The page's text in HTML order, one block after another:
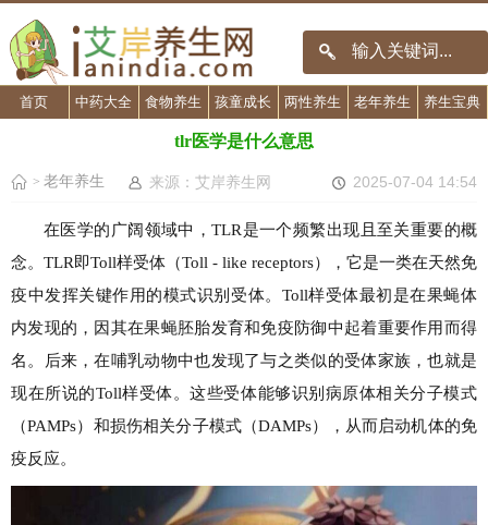
首页 中药大全 食物养生 孩童成长 两性养生 老年养生 养生宝典
tlr医学是什么意思
> 老年养生 来源：艾岸养生网 2025-07-04 14:54
在医学的广阔领域中，TLR是一个频繁出现且至关重要的概
念。TLR即Toll样受体（Toll - like receptors），它是一类在天然免
疫中发挥关键作用的模式识别受体。Toll样受体最初是在果蝇体
内发现的，因其在果蝇胚胎发育和免疫防御中起着重要作用而得
名。后来，在哺乳动物中也发现了与之类似的受体家族，也就是
现在所说的Toll样受体。这些受体能够识别病原体相关分子模式
（PAMPs）和损伤相关分子模式（DAMPs），从而启动机体的免
疫反应。